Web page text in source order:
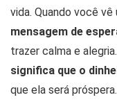
vida. Quando você
mensagem de
trazer calma e
significa que o
que ela será próspera.